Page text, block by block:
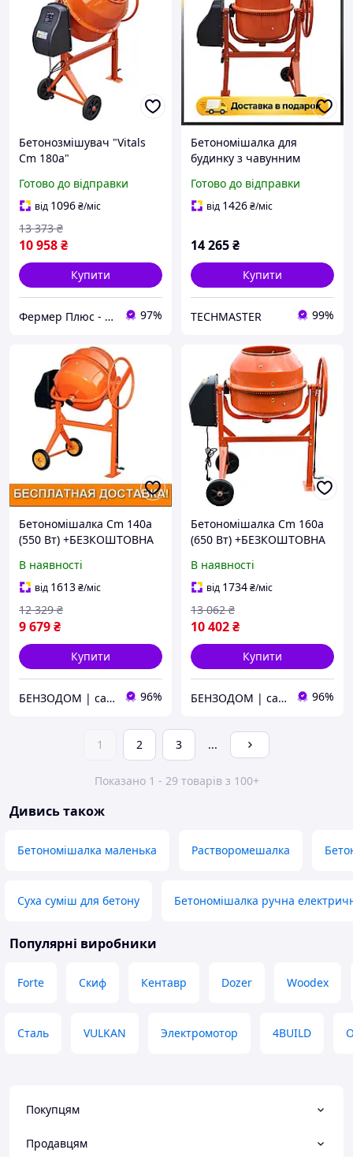
Бетонозмішувач "Vitals
Cm 180a"
Готово до відправки
від 1096₴/міс
10 958₴
13 373 ₴
Купити
Фермер Плюс - інтернет магазин садової техніки 97%
Бетономішалка для
будинку з чавунним
Бетономішалки з
доставкою
Готово до відправки
від 1426₴/міс
14 265₴
Купити
TECHMASTER 99%
Бетономішалка Cm 140a
(550 Вт) +БЕЗКОШТОВНА
(виносної підшипник на
рамі, 140 л) Vitals
В наявності
від 1613₴/міс
9 679₴
12 329 ₴
Купити
БЕНЗОДОМ | садова техніка та електроінструмент 96%
Бетономішалка Cm 160a
(650 Вт) +БЕЗКОШТОВНА
(виносної підшипник в
рамі, 160 л) Vitals
В наявності
від 1734₴/міс
10 402₴
13 062 ₴
Купити
БЕНЗОДОМ | садова техніка та електроінструмент 96%
1 2 3 ...
Показано 1 - 29 товарів з 100+
Дивись також
Бетономішалка маленька Растворомешалка
Суха суміш для бетону Бетономішалка ручна
Популярні виробники
Forte Скиф Кентавр Dozer Woodex
Сталь VULKAN Электромотор 4BUILD
Покупцям
Продавцям